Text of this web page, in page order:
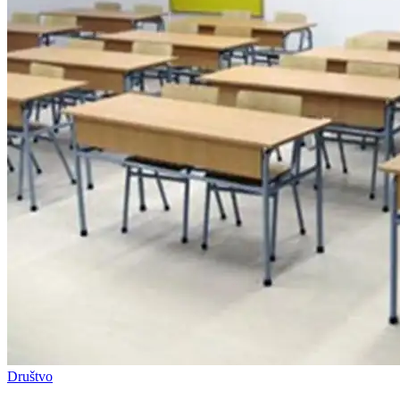
Društvo